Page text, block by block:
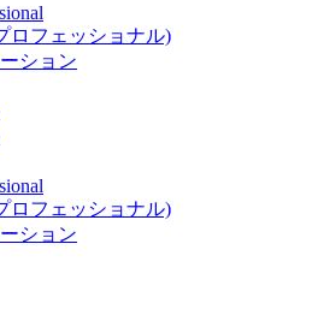
ロフェッショナル)
ション
ロフェッショナル)
ション